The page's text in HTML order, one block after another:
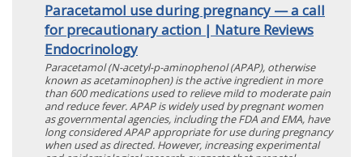
Paracetamol use during pregnancy — a call
for precautionary action | Nature Reviews
Endocrinology
Paracetamol (N-acetyl-p-aminophenol (APAP), otherwise
known as acetaminophen) is the active ingredient in more
than 600 medications used to relieve mild to moderate pain
and reduce fever. APAP is widely used by pregnant women
as governmental agencies, including the FDA and EMA, have
long considered APAP appropriate for use during pregnancy
when used as directed. However, increasing experimental